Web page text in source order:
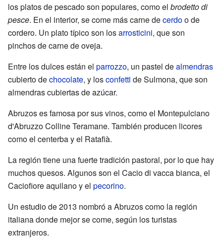
los platos de pescado son populares, como el brodetto di
pesce. En el interior, se come más carne decerdoo de
cordero. Un plato típico son losarrosticini, que son
pinchos de carne de oveja.
Entre los dulces están el parrozzo, un pastel dealmendras
cubierto dechocolate, y losconfetti de Sulmona, que son
almendras cubiertas de azúcar.
Abruzos es famosa por sus vinos, como el Montepulciano
d'Abruzzo Colline Teramane. También producen licores
como el centerba y el Ratafià.
La región tiene una fuerte tradición pastoral, por lo que hay
muchos quesos. Algunos son el Cacio di vacca bianca, el
Caciofiore aquilano y el pecorino.
Un estudio de 2013 nombró a Abruzos como la región
italiana donde mejor se come, según los turistas
extranjeros.